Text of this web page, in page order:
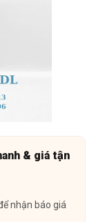
& giá tận
nhận báo giá